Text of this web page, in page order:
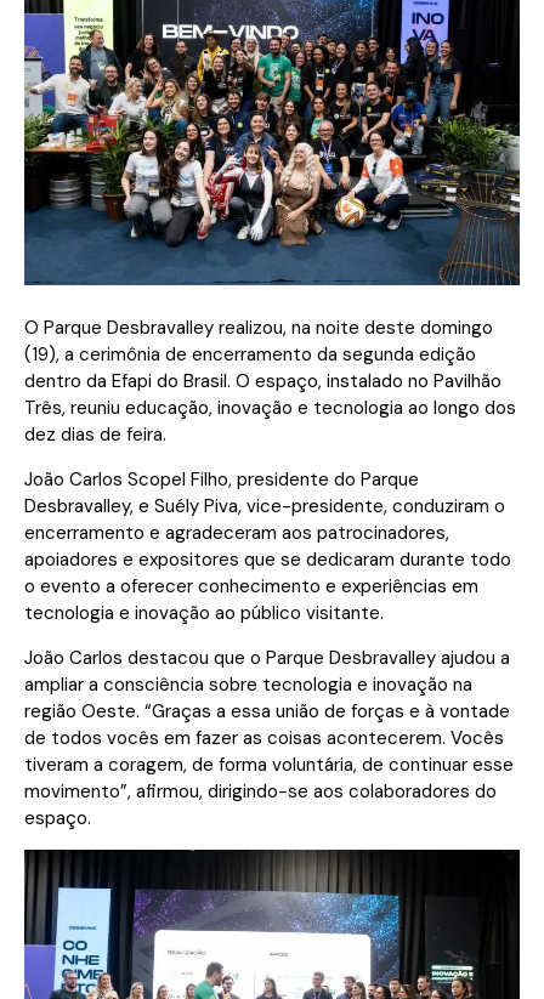
O Parque Desbravalley realizou, na noite deste domingo
(19), a cerimônia de encerramento da segunda edição
dentro da Efapi do Brasil. O espaço, instalado no Pavilhão
Três, reuniu educação, inovação e tecnologia ao longo dos
dez dias de feira.
João Carlos Scopel Filho, presidente do Parque
Desbravalley, e Suély Piva, vice-presidente, conduziram o
encerramento e agradeceram aos patrocinadores,
apoiadores e expositores que se dedicaram durante todo
o evento a oferecer conhecimento e experiências em
tecnologia e inovação ao público visitante.
João Carlos destacou que o Parque Desbravalley ajudou a
ampliar a consciência sobre tecnologia e inovação na
região Oeste. “Graças a essa união de forças e à vontade
de todos vocês em fazer as coisas acontecerem. Vocês
tiveram a coragem, de forma voluntária, de continuar esse
movimento”, afirmou, dirigindo-se aos colaboradores do
espaço.